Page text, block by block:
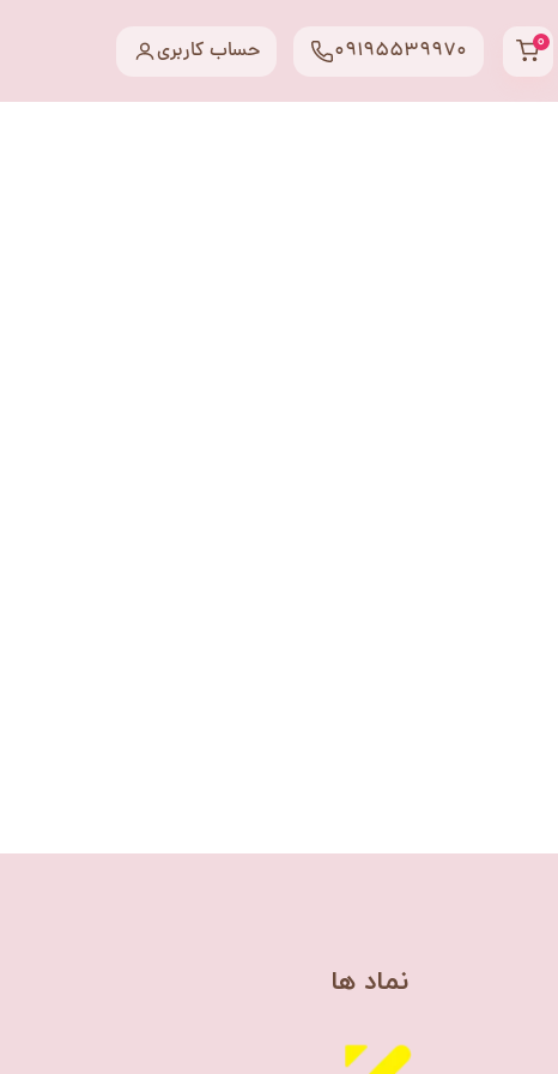
۰ حساب کاربری 09195539970
​نماد ها